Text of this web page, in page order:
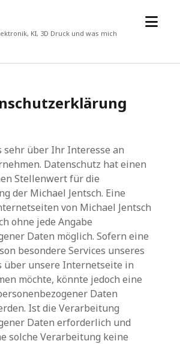
KI, 3D Druck und was mich
Menü
sehr über Ihr Interesse an
Datenschutz hat einen
Stellenwert für die
der Michael Jentsch. Eine
von Michael Jentsch
ohne jede Angabe
Daten möglich. Sofern eine
besondere Services unseres
über unsere Internetseite in
möchte, könnte jedoch eine
Daten
Ist die Verarbeitung
Daten erforderlich und
solche Verarbeitung keine